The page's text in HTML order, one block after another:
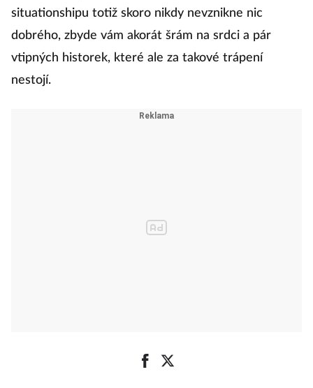
situationshipu totiž skoro nikdy nevznikne nic
dobrého, zbyde vám akorát šrám na srdci a pár
vtipných historek, které ale za takové trápení
nestojí.